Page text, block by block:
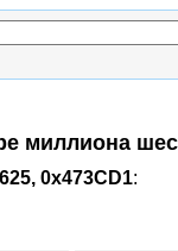
миллиона
0x473CD1: